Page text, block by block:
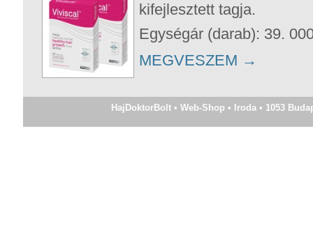
kifejlesztett tagja.
Egységár (darab): 39.
MEGVESZEM →
HajDoktorBolt • Web-Shop • Iroda • 1053